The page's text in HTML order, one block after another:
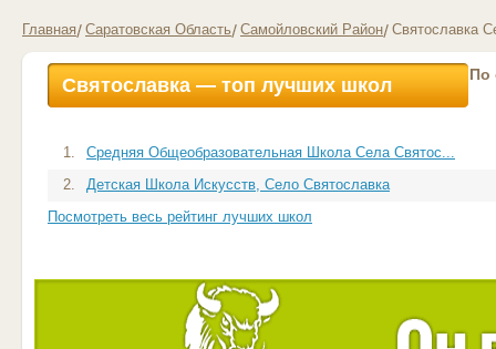
Главная Саратовская Область Самойловский Район Святославка
Святославка — топ лучших школ По
1.
Средняя Общеобразовательная Школа Села Святос...
2.
Детская Школа Искусств, Село Святославка
Посмотреть весь рейтинг лучших школ